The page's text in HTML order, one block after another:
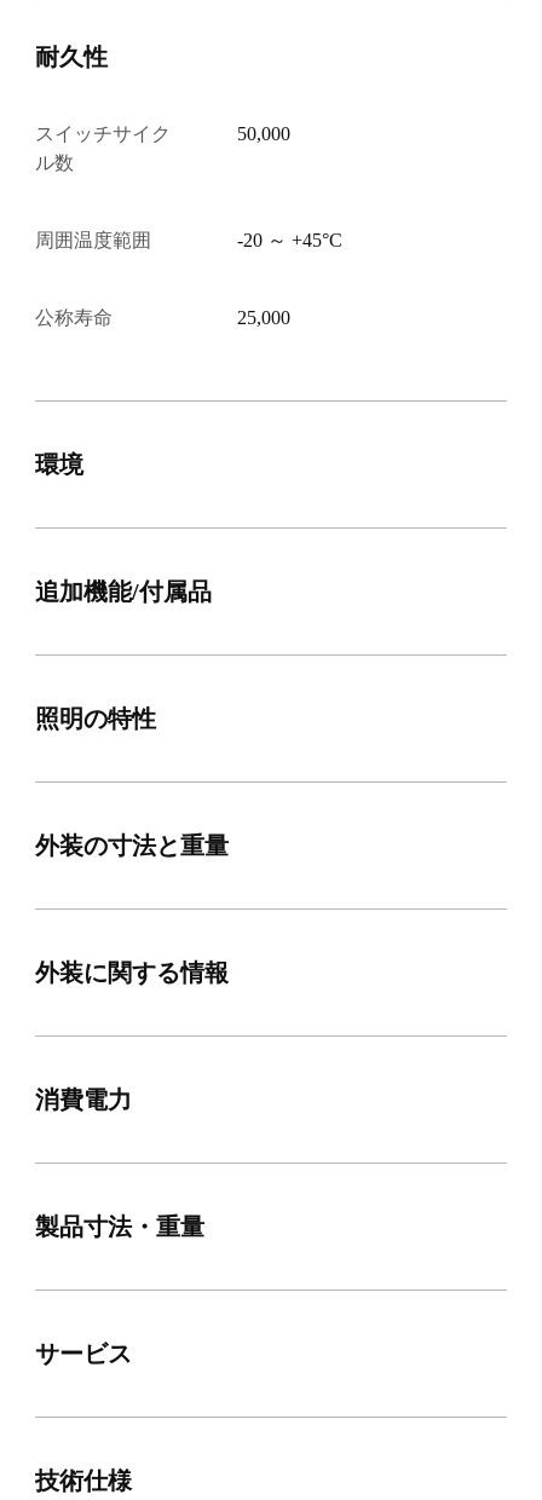
耐久性
スイッチサイク
ル数
50,000
周囲温度範囲 -20 ～ +45°C
公称寿命 25,000
環境
追加機能/付属品
照明の特性
外装の寸法と重量
外装に関する情報
消費電力
製品寸法・重量
サービス
技術仕様